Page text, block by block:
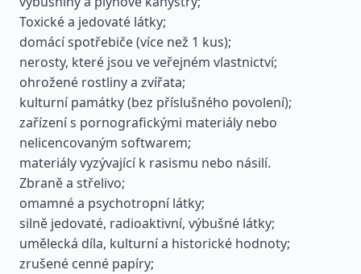
Toxické a jedovaté látky;
domácí spotřebiče (více než 1 kus);
nerosty, které jsou ve veřejném vlastnictví;
ohrožené rostliny a zvířata;
kulturní památky (bez příslušného povolení);
zařízení s pornografickými materiály nebo
nelicencovaným softwarem;
materiály vyzývající k rasismu nebo násilí.
Zbraně a střelivo;
omamné a psychotropní látky;
silně jedovaté, radioaktivní, výbušné látky;
umělecká díla, kulturní a historické hodnoty;
zrušené cenné papíry;